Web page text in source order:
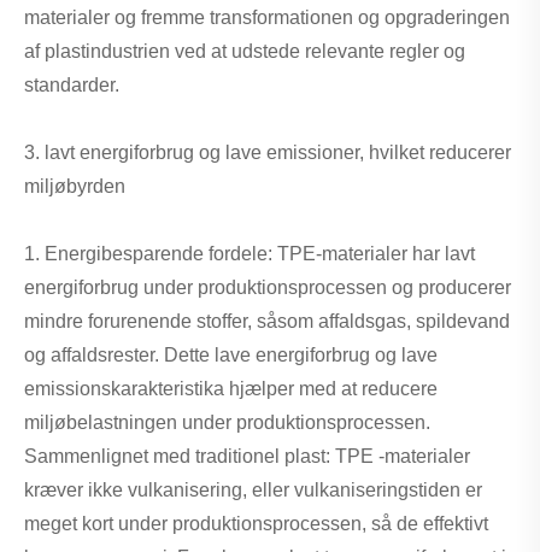
materialer og fremme transformationen og opgraderingen
af ​​plastindustrien ved at udstede relevante regler og
standarder.
3. lavt energiforbrug og lave emissioner, hvilket reducerer
miljøbyrden
1. Energibesparende fordele: TPE-materialer har lavt
energiforbrug under produktionsprocessen og producerer
mindre forurenende stoffer, såsom affaldsgas, spildevand
og affaldsrester. Dette lave energiforbrug og lave
emissionskarakteristika hjælper med at reducere
miljøbelastningen under produktionsprocessen.
Sammenlignet med traditionel plast: TPE -materialer
kræver ikke vulkanisering, eller vulkaniseringstiden er
meget kort under produktionsprocessen, så de effektivt